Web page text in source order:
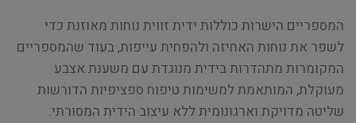
המספריים הישרות כוללות ידית זווית נוחות מאוזנת כדי
לשפר את נוחות האחיזה ולהפחית עייפות, בעוד שהמספריים
המקומרות מתהדרות בידית מנוגדת עם משענת אצבע
מעוקלת, המותאמת למשימות טיפוח ספציפיות הדורשות
שליטה מדויקת וארגונומית ללא עיצוב הידית המסורתי.